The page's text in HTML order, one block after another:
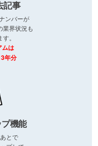
記事
ンバーが
業界状況も
。
ムは
年分
機能
とで